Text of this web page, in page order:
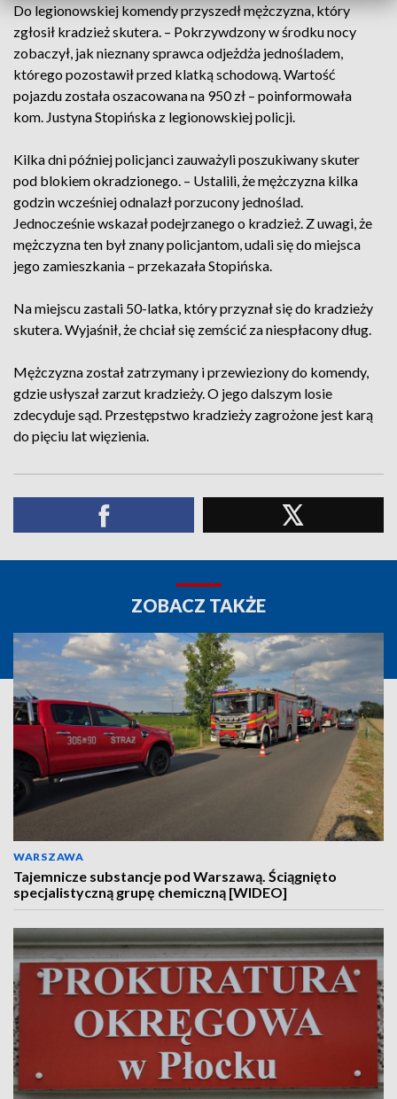
Do legionowskiej komendy przyszedł mężczyzna, który
zgłosił kradzież skutera. – Pokrzywdzony w środku nocy
zobaczył, jak nieznany sprawca odjeżdża jednośladem,
którego pozostawił przed klatką schodową. Wartość
pojazdu została oszacowana na 950 zł – poinformowała
kom. Justyna Stopińska z legionowskiej policji.
Kilka dni później policjanci zauważyli poszukiwany skuter
pod blokiem okradzionego. – Ustalili, że mężczyzna kilka
godzin wcześniej odnalazł porzucony jednoślad.
Jednocześnie wskazał podejrzanego o kradzież. Z uwagi, że
mężczyzna ten był znany policjantom, udali się do miejsca
jego zamieszkania – przekazała Stopińska.
Na miejscu zastali 50-latka, który przyznał się do kradzieży
skutera. Wyjaśnił, że chciał się zemścić za niespłacony dług.
Mężczyzna został zatrzymany i przewieziony do komendy,
gdzie usłyszał zarzut kradzieży. O jego dalszym losie
zdecyduje sąd. Przestępstwo kradzieży zagrożone jest karą
do pięciu lat więzienia.
ZOBACZ TAKŻE
WARSZAWA
Tajemnicze substancje pod Warszawą. Ściągnięto
specjalistyczną grupę chemiczną [WIDEO]